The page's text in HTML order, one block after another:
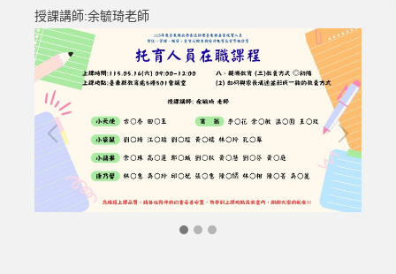
授課講師:余毓琦老師